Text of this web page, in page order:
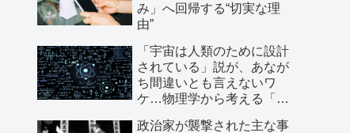
み」へ回帰する“切実な理
由”
「宇宙は人類のために設計
されている」説が、あなが
ち間違いとも言えないワ
ケ…物理学から考える「こ
政治家が襲撃された主な事